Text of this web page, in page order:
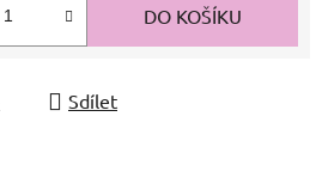
DO KOŠÍKU
Sdílet